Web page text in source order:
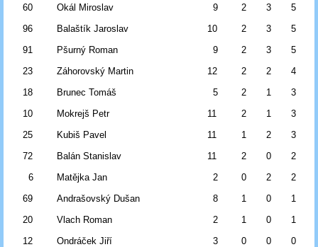
60
Okál Miroslav 9 2 3
5
96
Balaštík Jaroslav 10 2 3 5
91
Pšurný Roman 9 2 3 5
23
Záhorovský Martin 12 2 2 4
18
Brunec Tomáš 5 2 1
3
10
Mokrejš Petr 11 2 1 3
25
Kubiš Pavel 11 1 2
3
72
Balán Stanislav 11 2 0 2
6
Matějka Jan 2 0 2
2
69
Andrašovský Dušan 8 1 0 1
20
Vlach Roman 2 1 0
1
12
Ondráček Jiří 3 0 0
0